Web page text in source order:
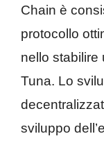
Chain è
protocollo
nello stabilire
Tuna. Lo
sviluppo